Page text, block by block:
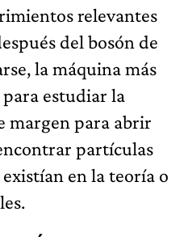
relevantes
del bosón de
la máquina más
estudiar la
margen para abrir
partículas
en la teoría o